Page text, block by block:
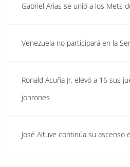
Gabriel Arias se unió a los Mets
Venezuela no participará en la
Ronald Acuña Jr. elevó a 16 sus
jonrones
José Altuve continúa su ascenso